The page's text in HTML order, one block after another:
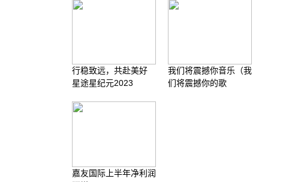
行稳致远，共赴美好
星途星纪元2023
我们将震撼你音乐（我
们将震撼你的歌
嘉友国际上半年净利润